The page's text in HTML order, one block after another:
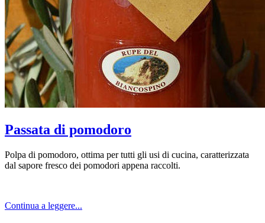
Passata di pomodoro
Polpa di pomodoro, ottima per tutti gli usi di cucina, caratterizzata
dal sapore fresco dei pomodori appena raccolti.
Continua a leggere...